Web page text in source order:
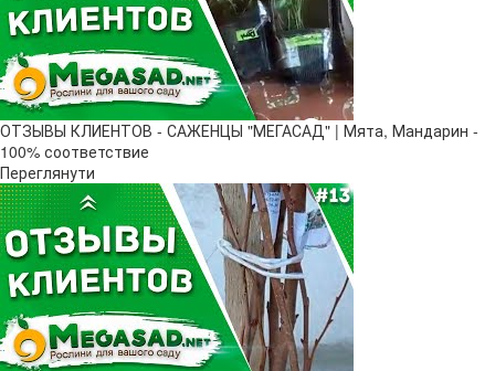
ОТЗЫВЫ КЛИЕНТОВ - САЖЕНЦЫ "МЕГАСАД" | Мята, Мандарин -
100% соответствие
Переглянути